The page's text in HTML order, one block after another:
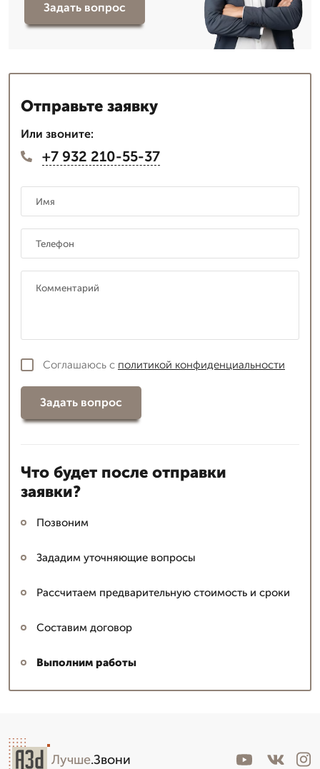
Задать вопрос
Отправьте заявку
Или звоните:
+7 932 210-55-37
Соглашаюсь с политикой конфиденциальности
Задать вопрос
Что будет после отправки
заявки?
Позвоним
Зададим уточняющие вопросы
Рассчитаем предварительную стоимость и сроки
Составим договор
Выполним работы
Лучше.Звони